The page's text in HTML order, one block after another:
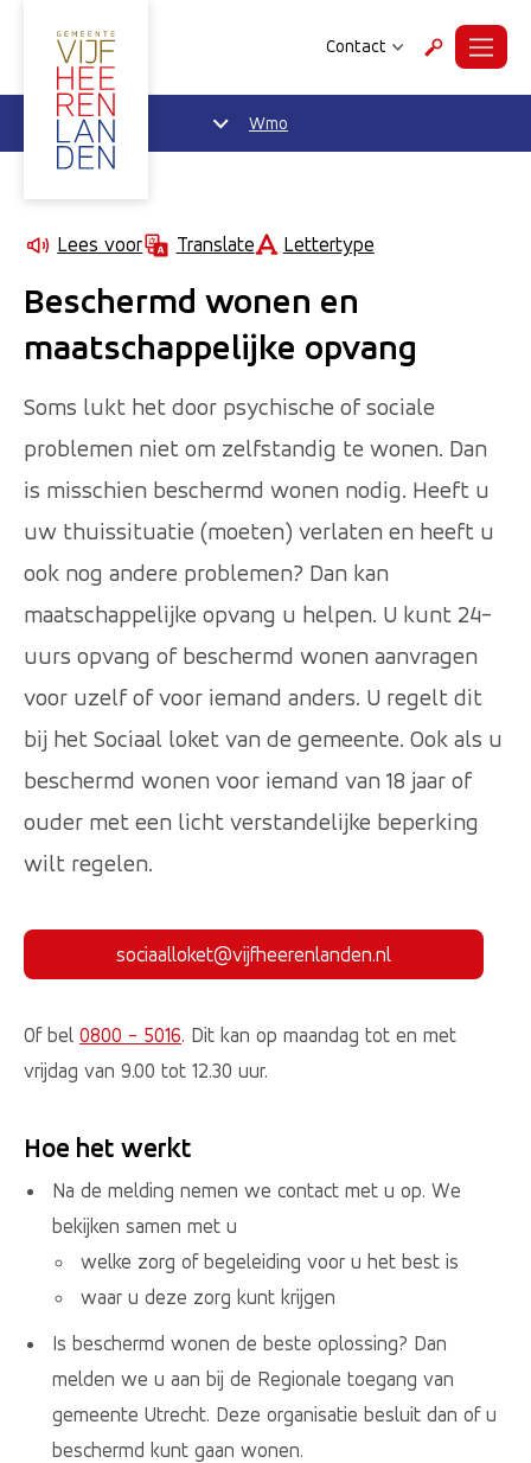
Contact ZoekenMenu
Wmo
Lees voor Translate Lettertype
Beschermd wonen en
maatschappelijke opvang
Soms lukt het door psychische of sociale
problemen niet om zelfstandig te wonen. Dan
is misschien beschermd wonen nodig. Heeft u
uw thuissituatie (moeten) verlaten en heeft u
ook nog andere problemen? Dan kan
maatschappelijke opvang u helpen. U kunt 24-
uurs opvang of beschermd wonen aanvragen
voor uzelf of voor iemand anders. U regelt dit
bij het Sociaal loket van de gemeente. Ook als u
beschermd wonen voor iemand van 18 jaar of
ouder met een licht verstandelijke beperking
wilt regelen.
sociaalloket@vijfheerenlanden.nl
Of bel 0800 - 5016. Dit kan op maandag tot en met
vrijdag van 9.00 tot 12.30 uur.
Hoe het werkt
Na de melding nemen we contact met u op. We
bekijken samen met u
welke zorg of begeleiding voor u het best is
waar u deze zorg kunt krijgen
Is beschermd wonen de beste oplossing? Dan
melden we u aan bij de Regionale toegang van
gemeente Utrecht. Deze organisatie besluit dan of u
beschermd kunt gaan wonen.